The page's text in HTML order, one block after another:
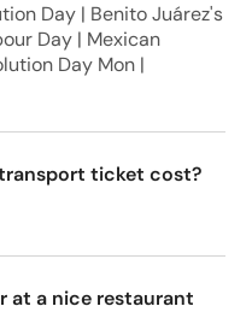
Day | Benito Juárez's
Day | Mexican
Day Mon |
ticket cost?
at a nice restaurant